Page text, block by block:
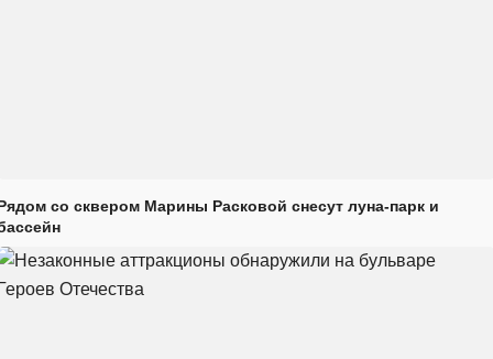
со сквером Марины Расковой снесут луна-парк и